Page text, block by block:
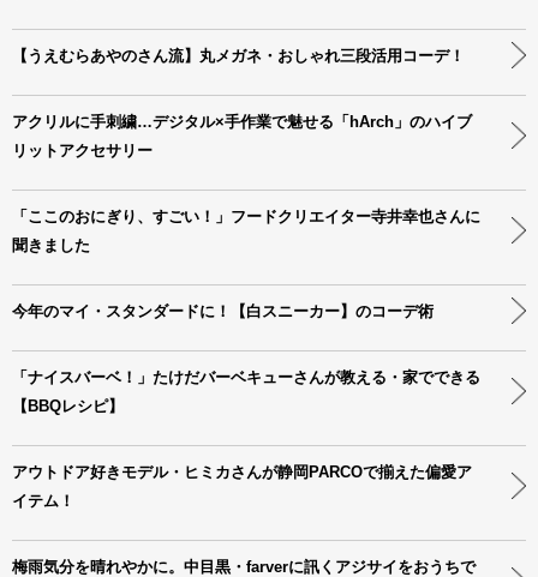
【うえむらあやのさん流】丸メガネ・おしゃれ三段活用コーデ！
アクリルに手刺繍…デジタル×手作業で魅せる「hArch」のハイブ
リットアクセサリー
「ここのおにぎり、すごい！」フードクリエイター寺井幸也さんに
聞きました
今年のマイ・スタンダードに！【白スニーカー】のコーデ術
「ナイスバーベ！」たけだバーベキューさんが教える・家でできる
【BBQレシピ】
アウトドア好きモデル・ヒミカさんが静岡PARCOで揃えた偏愛ア
イテム！
梅雨気分を晴れやかに。中目黒・farverに訊くアジサイをおうちで